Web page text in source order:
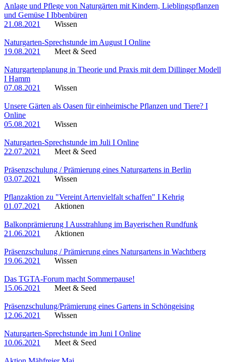
Anlage und Pflege von Naturgärten mit Kindern, Lieblingspflanzen
und Gemüse I Ibbenbüren
21.08.2021
Wissen
Naturgarten-Sprechstunde im August I Online
19.08.2021
Meet & Seed
Naturgartenplanung in Theorie und Praxis mit dem Dillinger Modell
I Hamm
07.08.2021
Wissen
Unsere Gärten als Oasen für einheimische Pflanzen und Tiere? I
Online
05.08.2021
Wissen
Naturgarten-Sprechstunde im Juli I Online
22.07.2021
Meet & Seed
Präsenzschulung / Prämierung eines Naturgartens in Berlin
03.07.2021
Wissen
Pflanzaktion zu "Vereint Artenvielfalt schaffen" I Kehrig
01.07.2021
Aktionen
Balkonprämierung I Ausstrahlung im Bayerischen Rundfunk
21.06.2021
Aktionen
Präsenzschulung / Prämierung eines Naturgartens in Wachtberg
19.06.2021
Wissen
Das TGTA-Forum macht Sommerpause!
15.06.2021
Meet & Seed
Präsenzschulung/Prämierung eines Gartens in Schöngeising
12.06.2021
Wissen
Naturgarten-Sprechstunde im Juni I Online
10.06.2021
Meet & Seed